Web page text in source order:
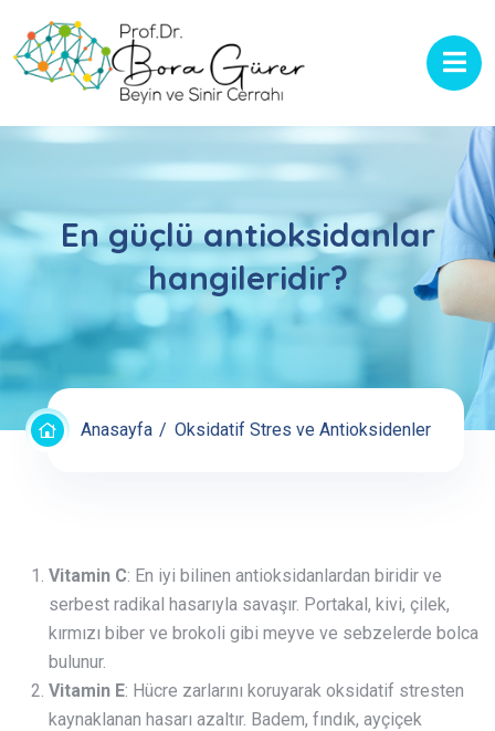
En güçlü antioksidanlar
hangileridir?
Anasayfa Oksidatif Stres ve Antioksidenler
Vitamin C: En iyi bilinen antioksidanlardan biridir ve
serbest radikal hasarıyla savaşır. Portakal, kivi, çilek,
kırmızı biber ve brokoli gibi meyve ve sebzelerde bolca
bulunur.
Vitamin E: Hücre zarlarını koruyarak oksidatif stresten
kaynaklanan hasarı azaltır. Badem, fındık, ayçiçek